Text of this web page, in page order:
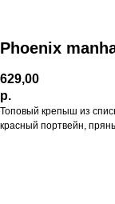
Phoenix
629,00
р.
Топовый крепыш из
красный портвейн,